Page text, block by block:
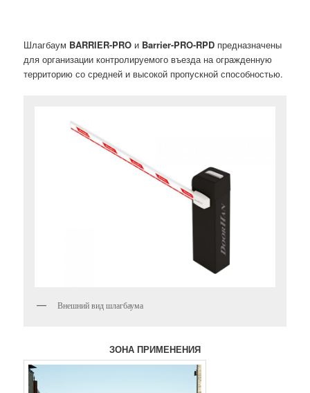
Шлагбаум BARRIER-PRO и Barrier-PRO-RPD предназначены
для организации контролируемого въезда на огражденную
территорию со средней и высокой пропускной способностью.
Внешний вид шлагбаума
ЗОНА ПРИМЕНЕНИЯ